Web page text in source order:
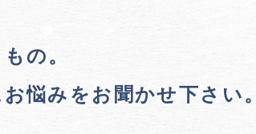
の。
お悩みをお聞かせ下さい。